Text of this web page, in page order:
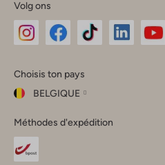
Volg ons
Instagram
Facebook
TikTok
Choisis ton pays
BELGIQUE
ton
pays
Fermer
Méthodes d'expédition